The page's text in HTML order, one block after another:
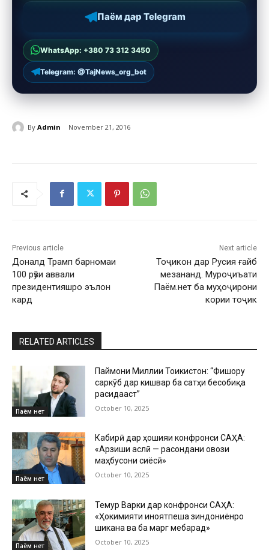
Паём дар Telegram
WhatsApp: +380 73 312 3450
Telegram: @TajNews_org_bot
By Admin November 21, 2016
Previous article
Доналд Трамп барномаи
100 рӯзи аввали
президентияшро эълон
кард
Next article
Тоҷикон дар Русия ғайб
мезананд. Муроҷиъати
Паём.нет ба муҳоҷирони
кории тоҷик
RELATED ARTICLES
Паём нет
Паймони Миллии Тоҷикистон: “Фишору
саркӯб дар кишвар ба сатҳи бесобиқа
расидааст”
October 10, 2025
Паём нет
Кабирӣ дар ҳошияи конфронси САҲА:
«Арзиши аслӣ — расондани овози
маҳбусони сиёсӣ»
October 10, 2025
Паём нет
Темур Варки дар конфронси САҲА:
«Ҳокимияти ҷиноятпеша зиндониёнро
шиканҷа ва ба марг мебарад»
October 10, 2025